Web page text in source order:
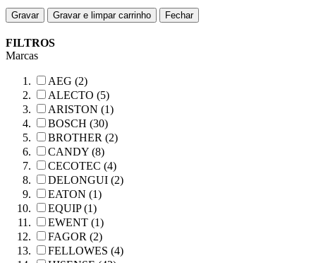
Gravar Gravar e limpar carrinho Fechar
FILTROS
Marcas
AEG (2)
ALECTO (5)
ARISTON (1)
BOSCH (30)
BROTHER (2)
CANDY (8)
CECOTEC (4)
DELONGUI (2)
EATON (1)
EQUIP (1)
EWENT (1)
FAGOR (2)
FELLOWES (4)